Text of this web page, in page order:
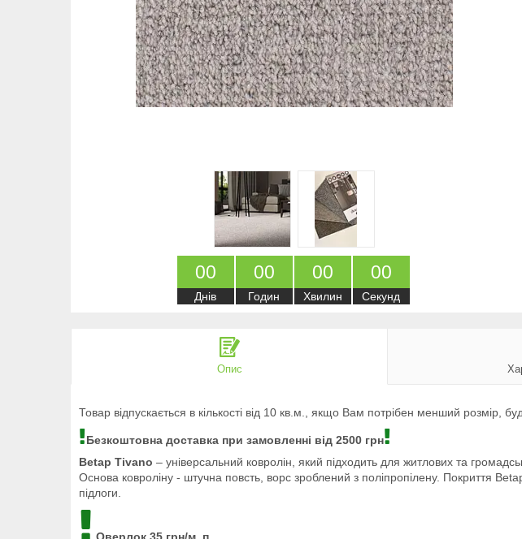
00
Днів
00
Годин
00
Хвилин
00
Секунд
Опис
Товар відпускається в кількості від 10 кв.м., якщо Вам потрібен менший розмір,
Безкоштовна доставка при замовленні від 2500 грн
Betap Tivano – універсальний ковролін, який підходить для житлових та
Основа ковроліну - штучна повсть, ворс зроблений з поліпропілену. Покриття
підлоги.